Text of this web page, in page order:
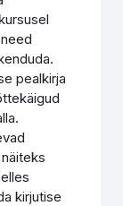
pealkirja
kirjutise